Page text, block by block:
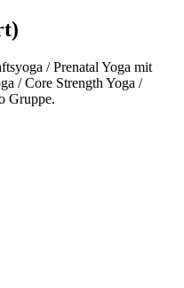
/ Prenatal Yoga mit
/ Core Strength Yoga /
Gruppe.